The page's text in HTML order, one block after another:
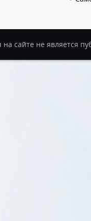
сайте не является